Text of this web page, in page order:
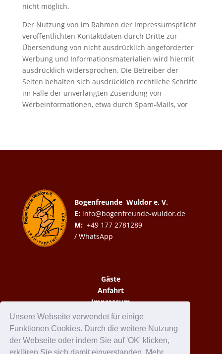
Unsere Webseite verwendet für einige
Funktionen Cookies. Durch die weitere Nutzung
der Webseite oder indem Sie auf 'OK' klicken,
erklären Sie sich damit einverstanden. Mehr
nicht möglich.
Der Nutzung von im Rahmen der Impressumspflicht
veröffentlichten Kontaktdaten durch Dritte zur
Übersendung von nicht ausdrücklich angeforderter
Werbung und Informationsmaterialien wird hiermit
ausdrücklich widersprochen. Die Betreiber der
Seiten behalten sich ausdrücklich rechtliche Schritte
im Falle der unverlangten Zusendung von
Werbeinformationen, etwa durch Spam-Mails, vor
Bogenfreunde Wuldor e. V.
E: info@bogenfreunde-wuldor.de
M:+49 177 2781289
/ WhatsApp
Gäste
Anfahrt
Impressum
Datenschutzerklärung